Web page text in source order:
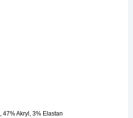
47% Akryl, 3% Elastan